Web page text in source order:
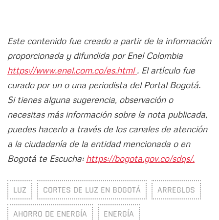
Este contenido fue creado a partir de la información
proporcionada y difundida por Enel Colombia
https://www.enel.com.co/es.html. El artículo fue
curado por un o una periodista del Portal Bogotá.
Si tienes alguna sugerencia, observación o
necesitas más información sobre la nota publicada,
puedes hacerlo a través de los canales de atención
a la ciudadanía de la entidad mencionada o en
Bogotá te Escucha: https://bogota.gov.co/sdqs/.
LUZ CORTES DE LUZ EN BOGOTÁ ARREGLOS
AHORRO DE ENERGÍA ENERGÍA